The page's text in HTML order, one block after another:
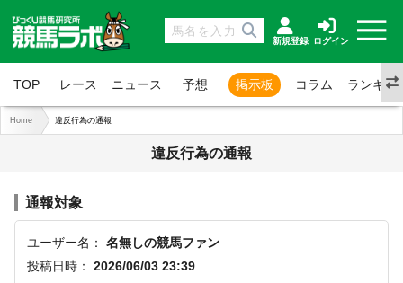
新規登録 ログイン
TOP レース ニュース 予想 掲示板 コラム ランキン
Home 違反行為の通報
違反行為の通報
通報対象
ユーザー名：
名無しの競馬ファン
投稿日時：
2026/06/03 23:39